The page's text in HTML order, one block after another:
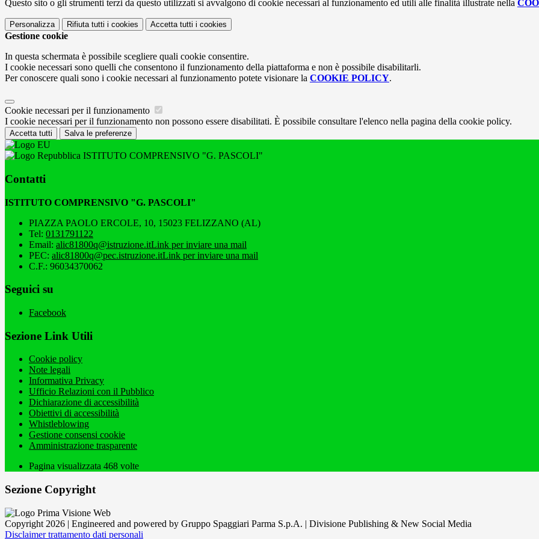
Questo sito o gli strumenti terzi da questo utilizzati si avvalgono di cookie necessari al funzionamento ed utili alle finalità illustrate nella
Personalizza Rifiuta tutti i cookies Accetta tutti i cookies
Gestione cookie
In questa schermata è possibile scegliere quali cookie consentire.
I cookie necessari sono quelli che consentono il funzionamento della piattaforma e non è possibile disabilitarli.
Per conoscere quali sono i cookie necessari al funzionamento potete visionare la COOKIE POLICY.
Cookie necessari per il funzionamento
I cookie necessari per il funzionamento non possono essere disabilitati. È possibile consultare l'elenco nella pagina della cookie policy.
Accetta tutti Salva le preferenze
ISTITUTO COMPRENSIVO "G. PASCOLI"
Contatti
ISTITUTO COMPRENSIVO "G. PASCOLI"
PIAZZA PAOLO ERCOLE, 10, 15023 FELIZZANO (AL)
Tel: 0131791122
Email: alic81800q@istruzione.itLink per inviare una mail
PEC: alic81800q@pec.istruzione.itLink per inviare una mail
C.F.: 96034370062
Seguici su
Facebook
Sezione Link Utili
Cookie policy
Note legali
Informativa Privacy
Ufficio Relazioni con il Pubblico
Dichiarazione di accessibilità
Obiettivi di accessibilità
Whistleblowing
Gestione consensi cookie
Amministrazione trasparente
Pagina visualizzata 468 volte
Sezione Copyright
Copyright 2026 | Engineered and powered by Gruppo Spaggiari Parma S.p.A. | Divisione Publishing & New Social Media
Disclaimer trattamento dati personali